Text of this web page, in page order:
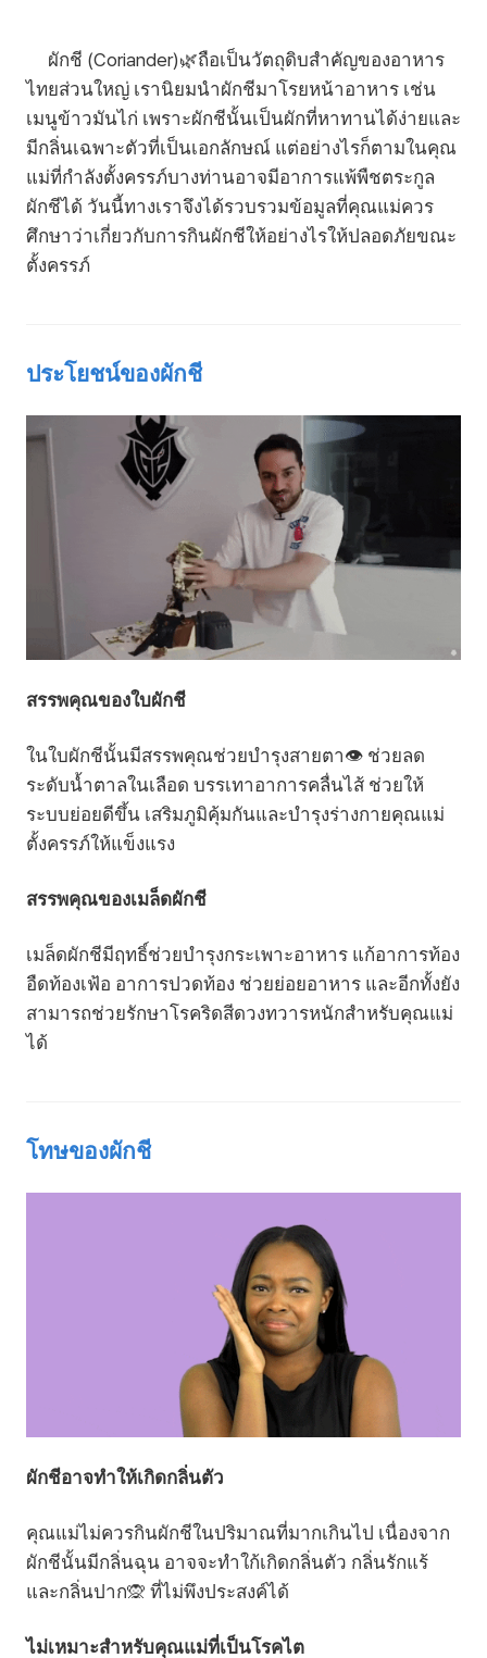
ผักชี (Coriander)🌿ถือเป็นวัตถุดิบสำคัญของอาหาร
ไทยส่วนใหญ่ เรานิยมนำผักชีมาโรยหน้าอาหาร เช่น
เมนูข้าวมันไก่ เพราะผักชีนั้นเป็นผักที่หาทานได้ง่ายและ
มีกลิ่นเฉพาะตัวที่เป็นเอกลักษณ์ แต่อย่างไรก็ตามในคุณ
แม่ที่กำลังตั้งครรภ์บางท่านอาจมีอาการแพ้พืชตระกูล
ผักชีได้ วันนี้ทางเราจึงได้รวบรวมข้อมูลที่คุณแม่ควร
ศึกษาว่าเกี่ยวกับการกินผักชีให้อย่างไรให้ปลอดภัยขณะ
ตั้งครรภ์
ประโยชน์ของผักชี
สรรพคุณของใบผักชี
ในใบผักชีนั้นมีสรรพคุณช่วยบำรุงสายตา👁️ ช่วยลด
ระดับน้ำตาลในเลือด บรรเทาอาการคลื่นไส้ ช่วยให้
ระบบย่อยดีขึ้น เสริมภูมิคุ้มกันและบำรุงร่างกายคุณแม่
ตั้งครรภ์ให้แข็งแรง
สรรพคุณของเมล็ดผักชี
เมล็ดผักชีมีฤทธิ์ช่วยบำรุงกระเพาะอาหาร แก้อาการท้อง
อืดท้องเฟ้อ อาการปวดท้อง ช่วยย่อยอาหาร และอีกทั้งยัง
สามารถช่วยรักษาโรคริดสีดวงทวารหนักสำหรับคุณแม่
ได้
โทษของผักชี
ผักชีอาจทำให้เกิดกลิ่นตัว
คุณแม่ไม่ควรกินผักชีในปริมาณที่มากเกินไป เนื่องจาก
ผักชีนั้นมีกลิ่นฉุน อาจจะทำใก้เกิดกลิ่นตัว กลิ่นรักแร้
และกลิ่นปาก🙊 ที่ไม่พึงประสงค์ได้
ไม่เหมาะสำหรับคุณแม่ที่เป็นโรคไต